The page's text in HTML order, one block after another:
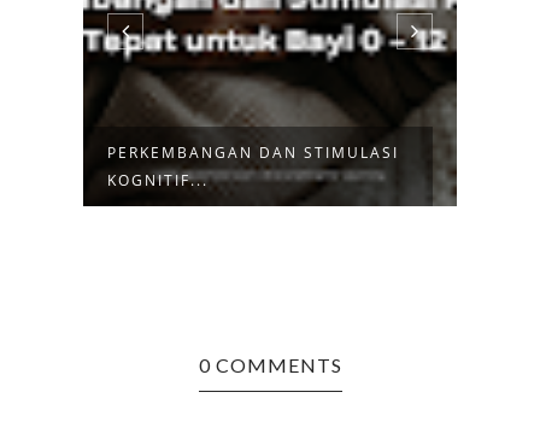
DAN STIMULASI
STIMULASI TUMBUH KEMBANG
ANAK UNTUK...
0 COMMENTS